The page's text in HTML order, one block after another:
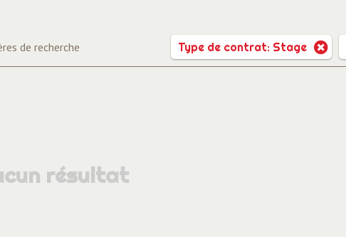
de recherche Type de contrat: Stage
résultat